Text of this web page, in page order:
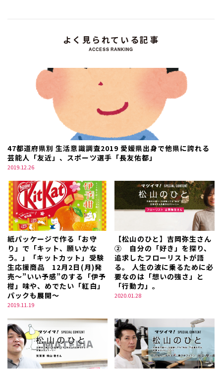
よく見られている記事
ACCESS RANKING
47都道府県別 生活意識調査2019 愛媛県出身で他県に誇れる
芸能人「友近」、スポーツ選手「長友佑都」
2019.12.26
紙パッケージで作る「お守
り」で「キット、願いかな
う。」「キットカット」受験
生応援商品 12月2日(月)発
売～”いい予感”のする「伊予
柑」味や、めでたい「紅白」
パックも展開～
2019.11.19
【松山のひと】吉岡弥生さん
② 自分の「好き」を探り、
追求したフローリストが語
る。 人生の波に乗るために必
要なのは「想いの強さ」と
「行動力」。
2020.01.28